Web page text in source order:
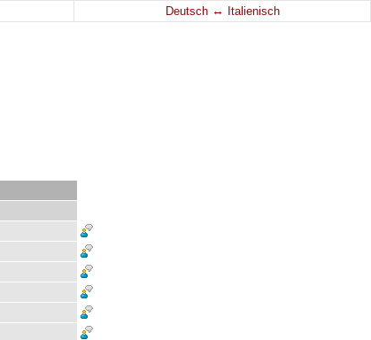
Deutsch ↔ Italienisch